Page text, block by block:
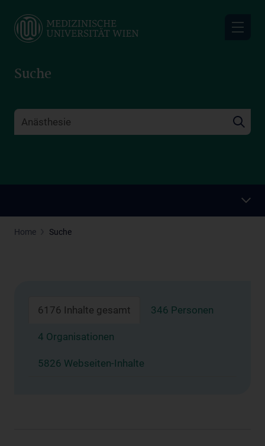
main
Suche
Home Suche
6176 Inhalte gesamt 346 Personen
4 Organisationen
5826 Webseiten-Inhalte